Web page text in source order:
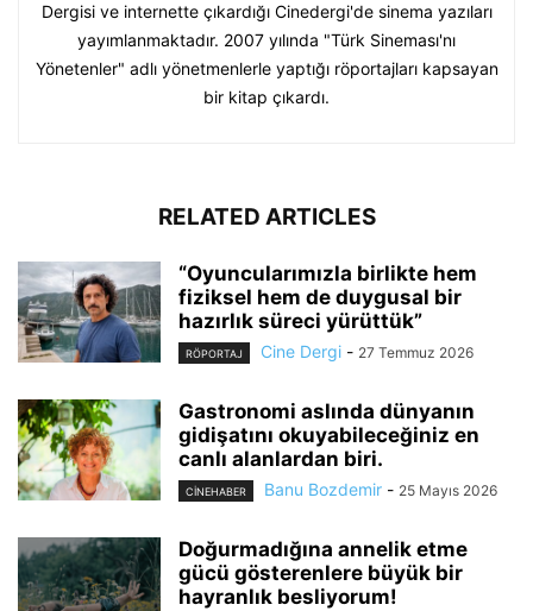
Dergisi ve internette çıkardığı Cinedergi'de sinema yazıları
yayımlanmaktadır. 2007 yılında "Türk Sineması'nı
Yönetenler" adlı yönetmenlerle yaptığı röportajları kapsayan
bir kitap çıkardı.
RELATED ARTICLES
“Oyuncularımızla birlikte hem
fiziksel hem de duygusal bir
hazırlık süreci yürüttük”
RÖPORTAJ Cine Dergi - 27 Temmuz 2026
Gastronomi aslında dünyanın
gidişatını okuyabileceğiniz en
canlı alanlardan biri.
CINEHABER Banu Bozdemir - 25 Mayıs 2026
Doğurmadığına annelik etme
gücü gösterenlere büyük bir
hayranlık besliyorum!